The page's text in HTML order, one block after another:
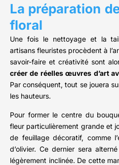
La préparation
floral
Une fois le nettoyage et la
artisans fleuristes procèdent à
savoir-faire et créativité sont
créer de réelles œuvres d’art
Par conséquent, tout se jouera
les hauteurs.
Pour former le centre du
fleur particulièrement grande et
de feuillage décoratif, comme
d’olivier. Ce dernier sera
légèrement inclinée. De cette